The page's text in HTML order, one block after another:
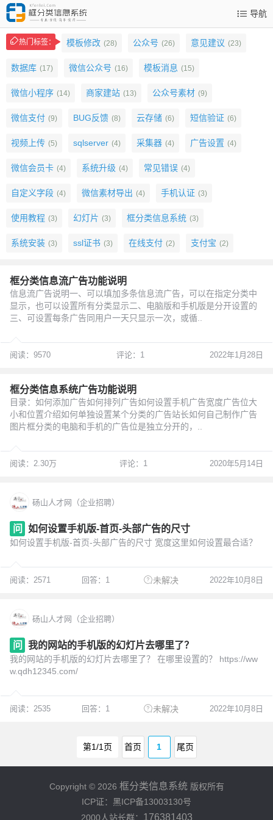
导航
热门标签： 模板修改 (28) 公众号 (26) 意见建议 (23)
数据库 (17) 微信公众号 (16) 模板消息 (15)
微信小程序 (14) 商家建站 (13) 公众号素材 (9)
微信支付 (9) BUG反馈 (8) 云存储 (6) 短信验证 (6)
视频上传 (5) sqlserver (4) 采集器 (4) 广告设置 (4)
微信会员卡 (4) 系统升级 (4) 常见错误 (4)
自定义字段 (4) 微信素材导出 (4) 手机认证 (3)
使用教程 (3) 幻灯片 (3) 框分类信息系统 (3)
系统安装 (3) ssl证书 (3) 在线支付 (2) 支付宝 (2)
框分类信息流广告功能说明
信息流广告说明一、可以填加多条信息流广告，可以在指定分类中
显示，也可以设置所有分类显示二、电脑版和手机版是分开设置的
三、可设置每条广告同用户一天只显示一次，或循..
阅读：9570 评论：1 2022年1月28日
框分类信息系统广告功能说明
目录：如何添加广告如何排列广告如何设置手机广告宽度广告位大
小和位置介绍如何单独设置某个分类的广告站长如何自己制作广告
图片框分类的电脑和手机的广告位是独立分开的，..
阅读：2.30万 评论：1 2020年5月14日
砀山人才网（企业招聘）
问 如何设置手机版-首页-头部广告的尺寸
如何设置手机版-首页-头部广告的尺寸 宽度这里如何设置最合适？
阅读：2571 回答：1 未解决 2022年10月8日
砀山人才网（企业招聘）
问 我的网站的手机版的幻灯片去哪里了？
我的网站的手机版的幻灯片去哪里了？ 在哪里设置的？ https://ww
w.qdh12345.com/
阅读：2535 回答：1 未解决 2022年10月8日
第1/1页 首页 1 尾页
Copyright © 2026 框分类信息系统版权所有
ICP证：黑ICP备13003130号
2000人站长群： 176381403